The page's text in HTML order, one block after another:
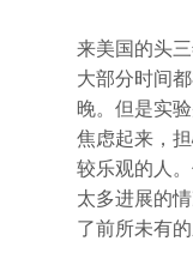
来美国的头
大部分时间
晚。但是实
焦虑起来，
较乐观的人
太多进展的
了前所未有的